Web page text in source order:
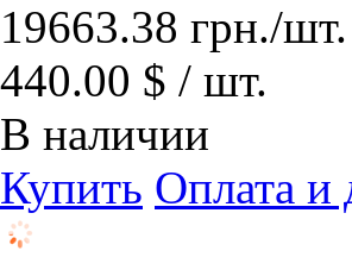
19663.38 грн./шт.
440.00 $ / шт.
В наличии
Купить Оплата и